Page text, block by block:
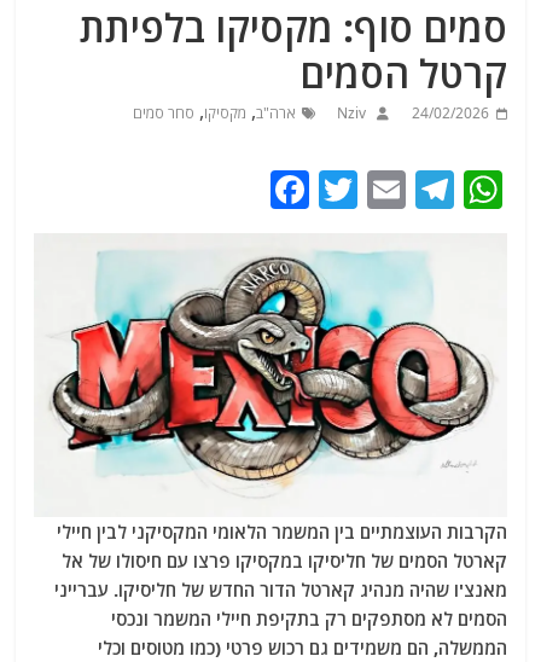
סמים סוף: מקסיקו בלפיתת
קרטל הסמים
24/02/2026
Nziv ארה"ב, מקסיקו, סחר סמים
W
at
A
p
p
T
e
g
ra
m
E
ai
l
T
itt
er
c
e
b
o
o
k
הקרבות העוצמתיים בין המשמר הלאומי המקסיקני לבין חיילי
קארטל הסמים של חליסיקו במקסיקו פרצו עם חיסולו של אל
מאנצ'ו שהיה מנהיג קארטל הדור החדש של חליסיקו. עברייני
הסמים לא מסתפקים רק בתקיפת חיילי המשמר ונכסי
הממשלה, הם משמידים גם רכוש פרטי (כמו מטוסים וכלי